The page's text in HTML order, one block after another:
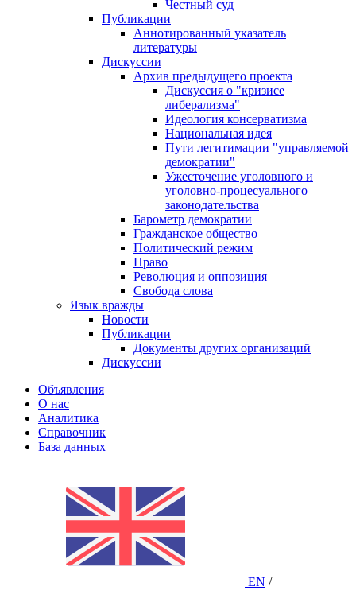
Честный суд
Публикации
Аннотированный указатель
литературы
Дискуссии
Архив предыдущего проекта
Дискуссия о "кризисе
либерализма"
Идеология консерватизма
Национальная идея
Пути легитимации "управляемой
демократии"
Ужесточение уголовного и
уголовно-процесуального
законодательства
Барометр демократии
Гражданское общество
Политический режим
Право
Революция и оппозиция
Свобода слова
Язык вражды
Новости
Публикации
Документы других организаций
Дискуссии
Объявления
О нас
Аналитика
Справочник
База данных
EN /